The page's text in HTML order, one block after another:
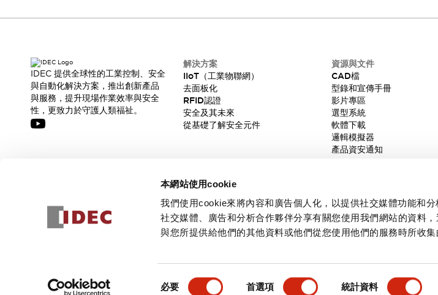
本網站使用cookie
我們使用cookie來將內容和廣告個人化，以提供社交媒體功能和
社交媒體、廣告和分析合作夥伴分享有關您使用我們網站的資料
與您所提供給他們的其他資料或他們從您使用他們的服務時所收集
必要 首選項 統計資料
產品詳情 主要特點
IDEC 提供全球性的工業控制、安全
與自動化解決方案，推出創新產品
與服務，提升現場作業效率與安全
性，更致力於守護人類福祉。
解決方案
IIoT（工業物聯網）
去面板化
RFID認證
安全及其未來
從基礎了解安全元件
資源與文件
CAD檔
型錄和宣傳手冊
影片專區
選型系統
軟體下載
邏輯模擬器
產品資安通知
訂閱
隱私權政策使用條款